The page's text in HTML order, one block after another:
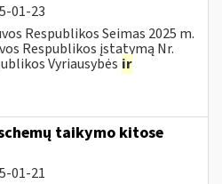
01-23
Respublikos Seimas 2025 m.
Respublikos įstatymą Nr.
Vyriausybės ir
taikymo kitose
01-21